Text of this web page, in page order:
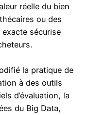
réelle du bien
ou des
sécurise
la pratique de
à des outils
d’évaluation, la
du Big Data,